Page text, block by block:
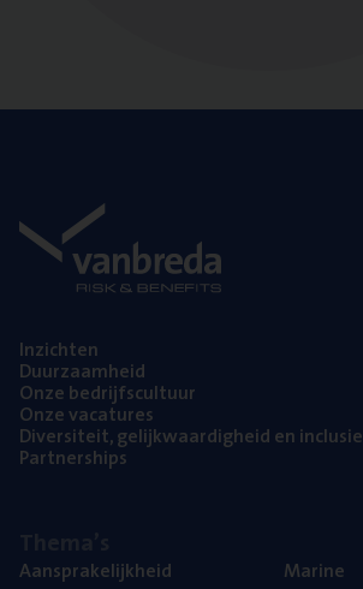
Inzich­ten
Duur­zaam­heid
Onze bedrijfs­cul­tuur
Onze vaca­tu­res
Diver­si­teit, gelijk­waar­dig­heid en inclusie
Part­ner­ships
Aan­spra­ke­lijk­heid
Mari­ne